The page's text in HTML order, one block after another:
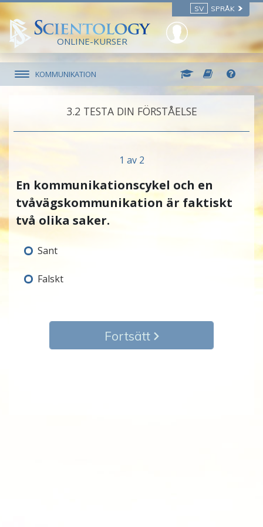
SV SPRÅK
ONLINE-KURSER
KOMMUNIKATION
3.‎2 TESTA DIN FÖRSTÅELSE
1 av 2
En kommunikationscykel och en
tvåvägskommunikation är faktiskt
två olika saker.
Sant
Falskt
Fortsätt